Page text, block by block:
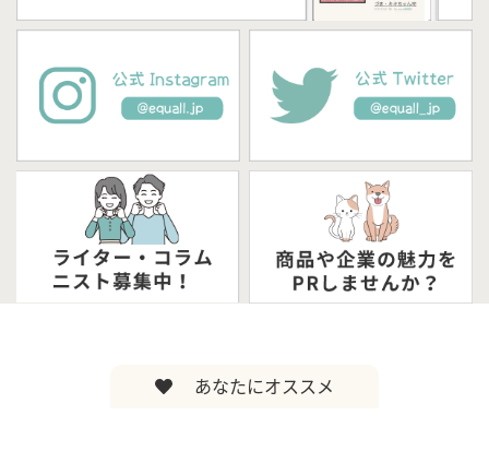
あなたにオススメ